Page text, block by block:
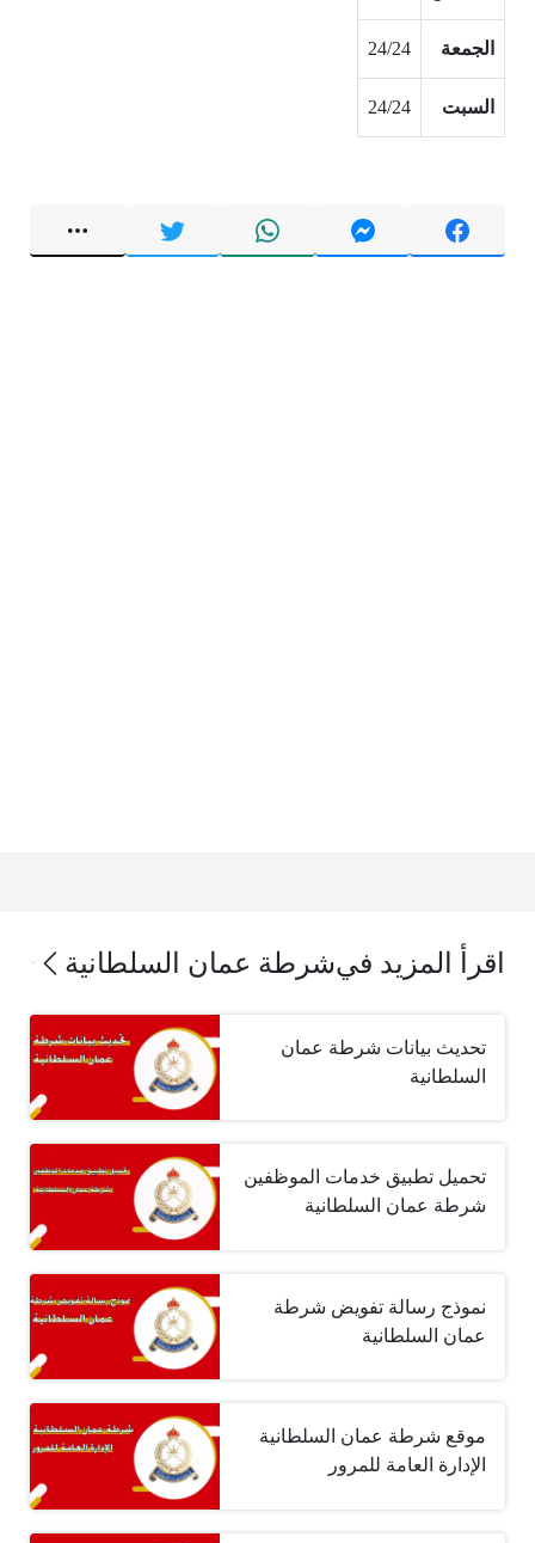
الجمعة 24/24
السبت 24/24
اقرأ المزيد فيشرطة عمان السلطانية
تحديث بيانات شرطة عمان
السلطانية
تحميل تطبيق خدمات الموظفين
شرطة عمان السلطانية
نموذج رسالة تفويض شرطة
عمان السلطانية
موقع شرطة عمان السلطانية
الإدارة العامة للمرور